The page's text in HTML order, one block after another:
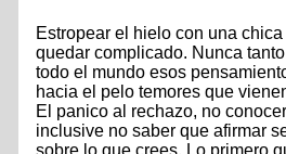
Estropear el hielo con una
quedar complicado. Nunca
todo el mundo esos
hacia el pelo temores que
El panico al rechazo, no
inclusive no saber que afirmar
sobre lo que crees. Lo primero